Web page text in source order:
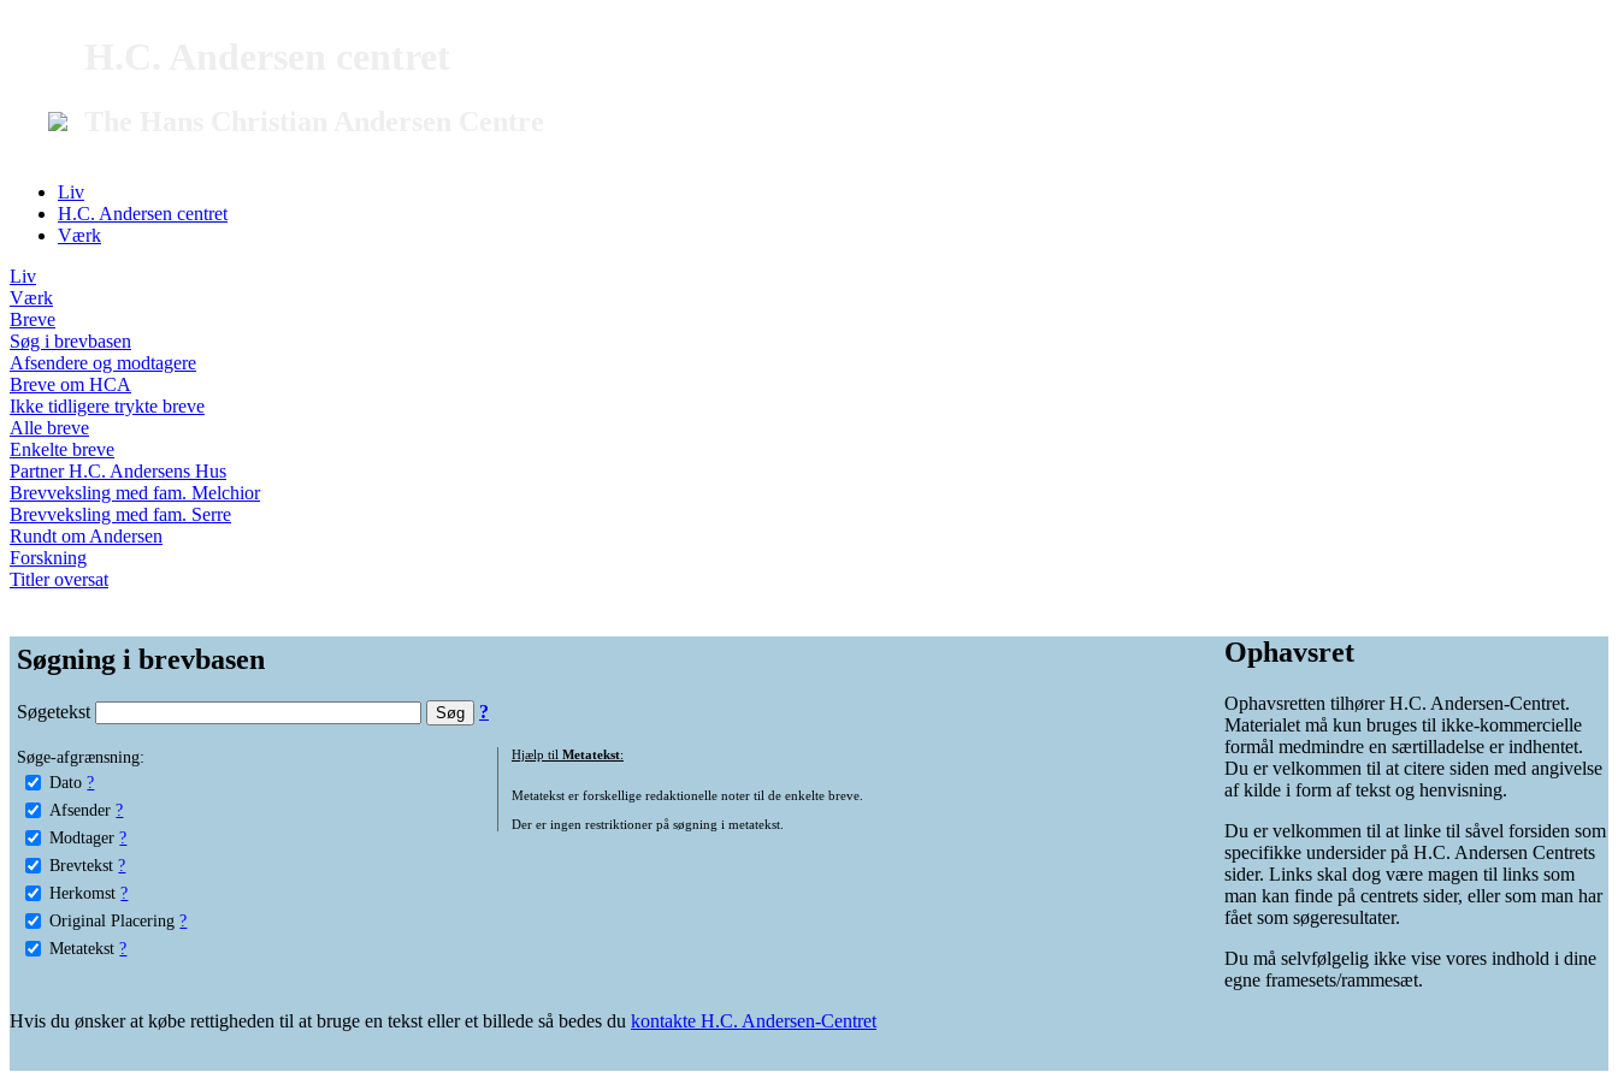
Liv
H.C. Andersen centret
Værk
Liv
Værk
Breve
Søg i brevbasen
Afsendere og modtagere
Breve om HCA
Ikke tidligere trykte breve
Alle breve
Enkelte breve
Partner H.C. Andersens Hus
Brevveksling med fam. Melchior
Brevveksling med fam. Serre
Rundt om Andersen
Forskning
Titler oversat
Søgning i brevbasen
Søgetekst ?
Søge-afgrænsning:
Dato ?
Afsender ?
Modtager ?
Brevtekst ?
Herkomst ?
Original Placering ?
Metatekst ?
Hjælp til Metatekst:
Metatekst er forskellige redaktionelle noter til de enkelte breve.
Der er ingen restriktioner på søgning i metatekst.
Ophavsret
Ophavsretten tilhører H.C. Andersen-Centret.
Materialet må kun bruges til ikke-kommercielle
formål medmindre en særtilladelse er indhentet.
Du er velkommen til at citere siden med angivelse
af kilde i form af tekst og henvisning.
Du er velkommen til at linke til såvel forsiden som
specifikke undersider på H.C. Andersen Centrets
sider. Links skal dog være magen til links som
man kan finde på centrets sider, eller som man har
fået som søgeresultater.
Du må selvfølgelig ikke vise vores indhold i dine
egne framesets/rammesæt.
Hvis du ønsker at købe rettigheden til at bruge en tekst eller et billede så bedes du kontakte H.C. Andersen-Centret